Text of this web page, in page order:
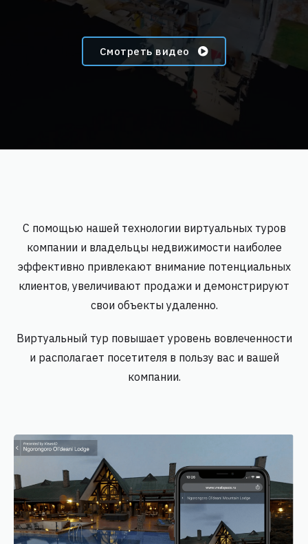
Смотреть видео
С помощью нашей технологии виртуальных туров
компании и владельцы недвижимости наиболее
эффективно привлекают внимание потенциальных
клиентов, увеличивают продажи и демонстрируют
свои объекты удаленно.
Виртуальный тур повышает уровень вовлеченности
и располагает посетителя в пользу вас и вашей
компании.